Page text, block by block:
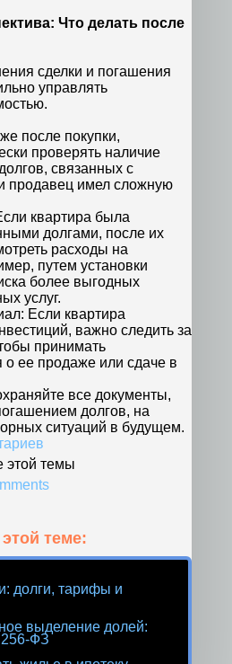
Что делать после
сделки и погашения
управлять
после покупки,
проверять наличие
связанных с
продавец имел сложную
квартира была
долгами, после их
расходы на
путем установки
более выгодных
услуг.
Если квартира
важно следить за
принимать
ее продаже или сдаче в
все документы,
долгов, на
ситуаций в будущем.
этой темы
теме:
долги, тарифы и
выделение долей:
ФЗ